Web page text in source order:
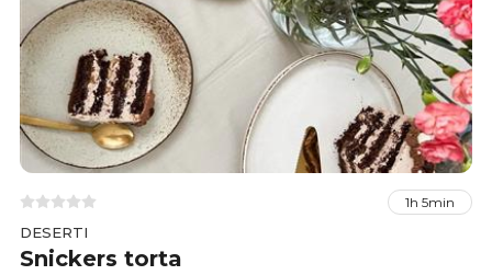
1h 5min
DESERTI
Snickers torta